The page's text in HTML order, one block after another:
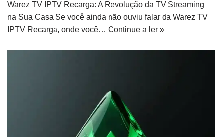
Warez TV IPTV Recarga: A Revolução da TV Streaming
na Sua Casa Se você ainda não ouviu falar da Warez TV
IPTV Recarga, onde você… Continue a ler »